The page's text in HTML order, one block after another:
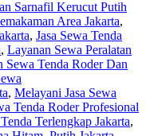
Sarnafil Kerucut Putih
Area Jakarta,
, Jasa Sewa Tenda
, Layanan Sewa Peralatan
Sewa Tenda Roder Dan
, Melayani Jasa Sewa
Tenda Roder Profesional
Terlengkap Jakarta,